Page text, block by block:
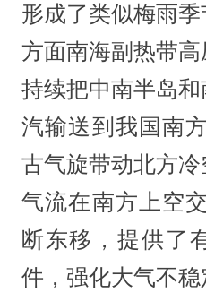
形成了类似梅雨
方面南海副热带高
持续把中南半岛
汽输送到我国南
古气旋带动北方
气流在南方上空
断东移，提供了
件，强化大气不稳